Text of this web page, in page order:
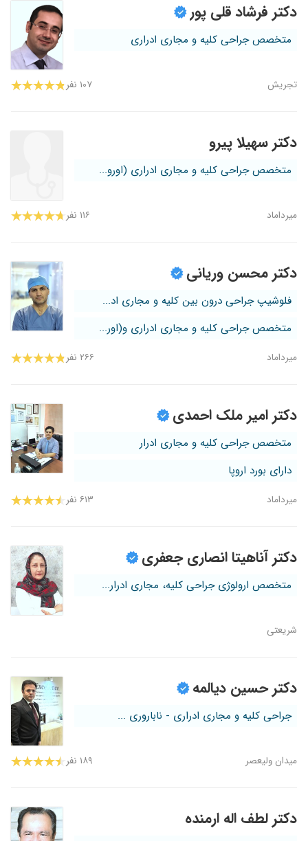
دکتر فرشاد قلی پور
متخصص جراحی کلیه و مجاری ادراری
تجریش ۱۰۷ نفر
دکتر سهیلا پیرو
متخصص جراحی کلیه و مجاری ادراری (اورو...
میرداماد ۱۱۶ نفر
دکتر محسن وریانی
فلوشیپ جراحی درون بین کلیه و مجاری اد...
متخصص جراحی کلیه و مجاری ادراری و(اور...
میرداماد ۲۶۶ نفر
دکتر امیر ملک احمدی
متخصص جراحی کلیه و مجاری ادرار
دارای بورد اروپا
میرداماد ۶۱۳ نفر
دکتر آناهیتا انصاری جعفری
متخصص ارولوژی جراحی کلیه، مجاری ادرار...
شریعتی
دکتر حسین دیالمه
جراحی کلیه و مجاری ادراری - ناباروری ...
میدان ولیعصر ۱۸۹ نفر
دکتر لطف اله ارمنده